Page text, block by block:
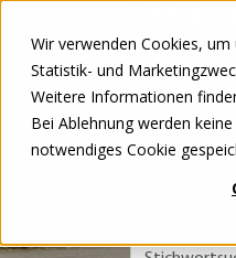
Wir verwenden Cookies,
Statistik- und
Weitere Informationen
Bei Ablehnung werden
notwendiges Cookie
Unsere Reisen
Rund ums
Über uns
Kontakt
Wettbewerb